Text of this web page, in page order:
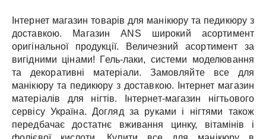
Інтернет магазин товарів для манікюру та педикюру з
доставкою.
Магазин ANS широкий асортимент
оригінальної продукції.
Величезний асортимент за
вигідними цінами!
Гель-лаки, системи моделювання
та декоративні матеріали.
Замовляйте все для
манікюру та педикюру з доставкою.
Інтернет магазин
матеріалів для нігтів.
Інтернет-магазин нігтьового
сервісу Україна. Догляд за руками і нігтями також
передбачає достатнє вживання цинку, вітамінів і